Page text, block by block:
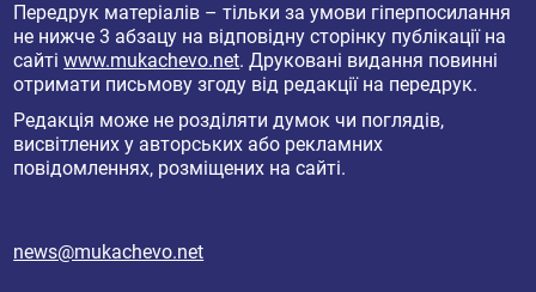
Передрук матеріалів – тільки за умови гіперпосилання
не нижче 3 абзацу на відповідну сторінку публікації на
сайтіwww.mukachevo.net. Друковані видання повинні
отримати письмову згоду від редакції на передрук.
Редакція може не розділяти думок чи поглядів,
висвітлених у авторських або рекламних
повідомленнях, розміщених на сайті.
news@mukachevo.net